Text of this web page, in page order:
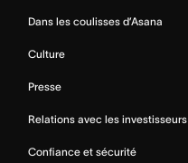
Dans les coulisses d’Asana
Culture
Presse
Relations avec les investisseurs
Confiance et sécurité